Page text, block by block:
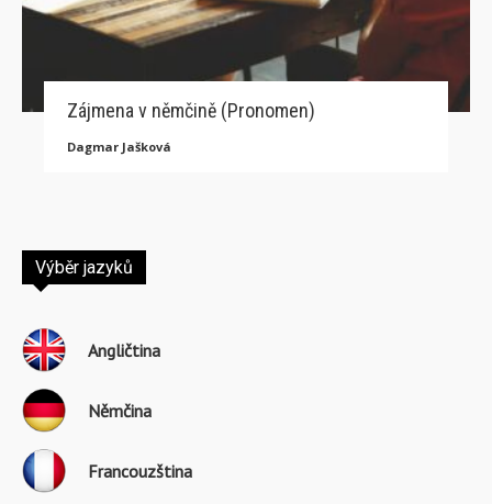
Zájmena v němčině (Pronomen)
Dagmar Jašková
Výběr jazyků
Angličtina
Němčina
Francouzština